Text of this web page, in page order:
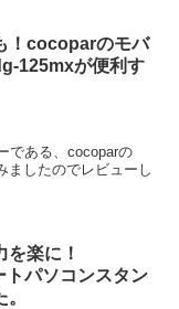
！cocoparのモバ
125mxが便利す
である、cocoparの
ましたのでレビューし
を楽に！
トパソコンスタン